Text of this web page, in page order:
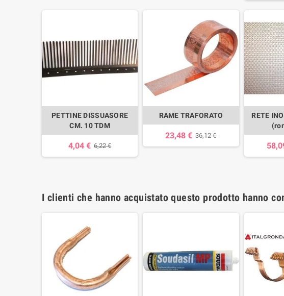
PETTINE DISSUASORE
CM. 10 TDM
4,04 € 6,22 €
RAME TRAFORATO
23,48 € 36,12 €
RETE
I clienti che hanno acquistato questo prodotto hanno